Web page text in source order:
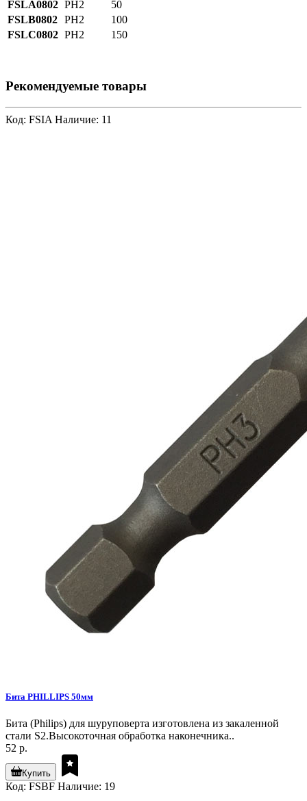
FSLA0802 PH2
50
FSLB0802 PH2
100
FSLC0802 PH2 150
Рекомендуемые товары
Код: FSIA Наличие: 11
Бита PHILLIPS 50мм
Бита (Philips) для шуруповерта изготовлена из закаленной
стали S2.Высокоточная обработка наконечника..
52 р.
Купить
Код: FSBF Наличие: 19